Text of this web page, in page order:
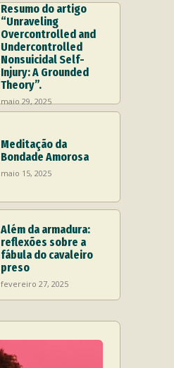
Resumo do artigo
“Unraveling
Overcontrolled and
Undercontrolled
Nonsuicidal Self-
Injury: A Grounded
Theory”.
maio 29, 2025
Meditação da
Bondade Amorosa
maio 15, 2025
Além da armadura:
reflexões sobre a
fábula do cavaleiro
preso
fevereiro 27, 2025